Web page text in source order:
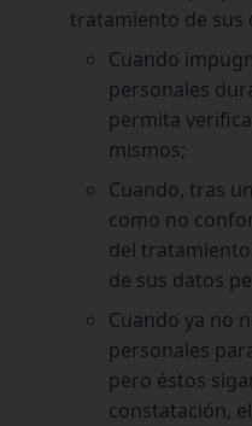
tratamiento de sus
Cuando
personales
permita
mismos;
Cuando, tras
como no
del
de sus datos
Cuando ya no
personales
pero éstos
constatación,